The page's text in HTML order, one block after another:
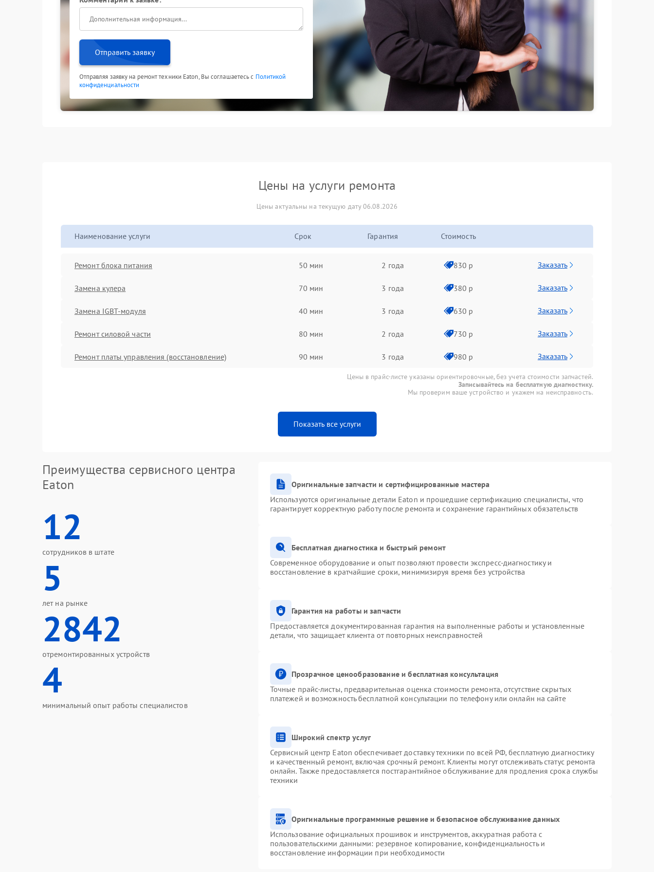
Отправить заявку
Отправляя заявку на ремонт техники Eaton, Вы соглашаетесь с Политикой
конфиденциальности
Цены на услуги ремонта
Цены актуальны на текущую дату 06.08.2026
Наименование услуги Срок Гарантия Стоимость
Ремонт блока питания 50 мин 2 года 830 р Заказать
Замена кулера 70 мин 3 года 380 р Заказать
Замена IGBT-модуля 40 мин 3 года 630 р Заказать
Ремонт силовой части 80 мин 2 года 730 р Заказать
Ремонт платы управления (восстановление) 90 мин 3 года 980 р Заказать
Цены в прайс-листе указаны ориентировочные, без учета стоимости запчастей.
Записывайтесь на бесплатную диагностику.
Мы проверим ваше устройство и укажем на неисправность.
Показать все услуги
Преимущества сервисного центра
Eaton
12
сотрудников в штате
5
лет на рынке
2842
отремонтированных устройств
4
минимальный опыт работы специалистов
Оригинальные запчасти и сертифицированные мастера
Используются оригинальные детали Eaton и прошедшие сертификацию специалисты, что
гарантирует корректную работу после ремонта и сохранение гарантийных обязательств
Бесплатная диагностика и быстрый ремонт
Современное оборудование и опыт позволяют провести экспресс-диагностику и
восстановление в кратчайшие сроки, минимизируя время без устройства
Гарантия на работы и запчасти
Предоставляется документированная гарантия на выполненные работы и установленные
детали, что защищает клиента от повторных неисправностей
Прозрачное ценообразование и бесплатная консультация
Точные прайс-листы, предварительная оценка стоимости ремонта, отсутствие скрытых
платежей и возможность бесплатной консультации по телефону или онлайн на сайте
Широкий спектр услуг
Сервисный центр Eaton обеспечивает доставку техники по всей РФ, бесплатную диагностику
и качественный ремонт, включая срочный ремонт. Клиенты могут отслеживать статус ремонта
онлайн. Также предоставляется постгарантийное обслуживание для продления срока службы
техники
Оригинальные программные решение и безопасное обслуживание данных
Использование официальных прошивок и инструментов, аккуратная работа с
пользовательскими данными: резервное копирование, конфиденциальность и
восстановление информации при необходимости